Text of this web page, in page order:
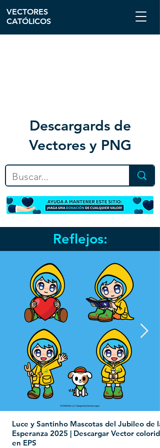
Descargards de
Vectores y PNG
VECTORES
CATÓLICOS
Reflejos:
Luce y Santinho Mascotas del Jubileo de la
Esperanza 2025 | Descargar Vector colorido
en EPS